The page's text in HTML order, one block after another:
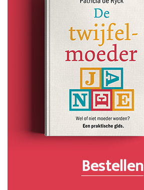
Bestellen